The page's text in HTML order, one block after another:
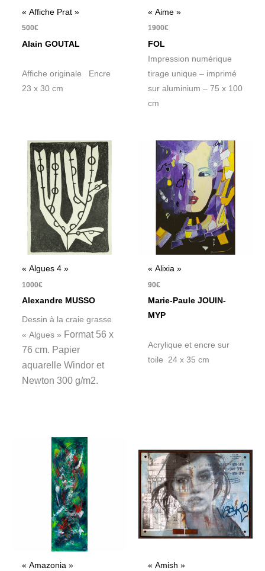
« Affiche Prat »
500€
Alain GOUTAL
Affiche originale Encre
23 x 30 cm
« Aime »
1900€
FOL
Impression numérique
tirage unique – imprimé
sur aluminium – 75 x 100
cm
« Algues 4 »
1000€
Alexandre MUSSO
Dessin à la craie grasse
« Algues » Format 56 x
76 cm. Papier
aquarelle Windor et
Newton 300 g/m2.
« Alixia »
90€
Marie-Paule JOUIN-
MYP
Acrylique et encre sur
toile 24 x 35 cm
« Amazonia » « Amish »